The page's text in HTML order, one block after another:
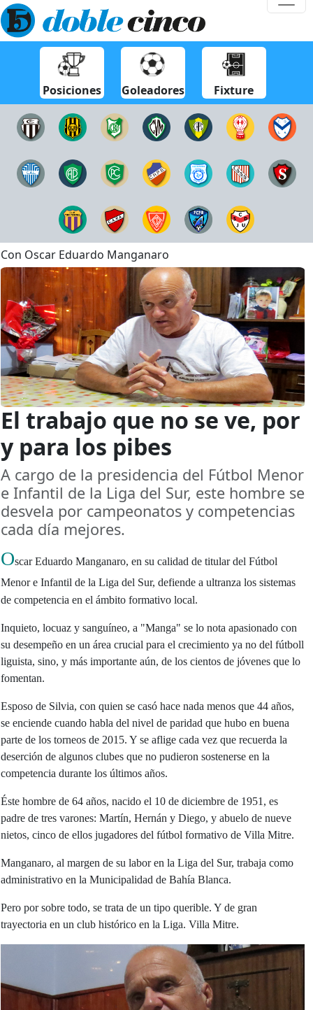
Posiciones Goleadores Fixture
Con Oscar Eduardo Manganaro
El trabajo que no se ve, por
y para los pibes
A cargo de la presidencia del Fútbol Menor
e Infantil de la Liga del Sur, este hombre se
desvela por campeonatos y competencias
cada dí­a mejores.
Oscar Eduardo Manganaro, en su calidad de titular del Fútbol
Menor e Infantil de la Liga del Sur, defiende a ultranza los sistemas
de competencia en el ámbito formativo local.
Inquieto, locuaz y sanguíneo, a "Manga" se lo nota apasionado con
su desempeño en un área crucial para el crecimiento ya no del fútboll
liguista, sino, y más importante aún, de los cientos de jóvenes que lo
fomentan.
Esposo de Silvia, con quien se casó hace nada menos que 44 años,
se enciende cuando habla del nivel de paridad que hubo en buena
parte de los torneos de 2015. Y se aflige cada vez que recuerda la
deserción de algunos clubes que no pudieron sostenerse en la
competencia durante los últimos años.
Éste hombre de 64 años, nacido el 10 de diciembre de 1951, es
padre de tres varones: Martín, Hernán y Diego, y abuelo de nueve
nietos, cinco de ellos jugadores del fútbol formativo de Villa Mitre.
Manganaro, al margen de su labor en la Liga del Sur, trabaja como
administrativo en la Municipalidad de Bahía Blanca.
Pero por sobre todo, se trata de un tipo querible. Y de gran
trayectoria en un club histórico en la Liga. Villa Mitre.